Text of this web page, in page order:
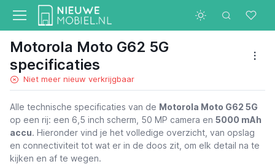
Motorola Moto G62 5G
specificaties
Niet meer nieuw verkrijgbaar
Alle technische specificaties van de Motorola Moto G62 5G
op een rij: een 6,5 inch scherm, 50 MP camera en 5000 mAh
accu. Hieronder vind je het volledige overzicht, van opslag
en connectiviteit tot wat er in de doos zit, om elk detail na te
kijken en af te wegen.